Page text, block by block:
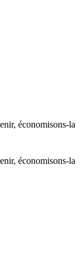
économisons-la
économisons-la